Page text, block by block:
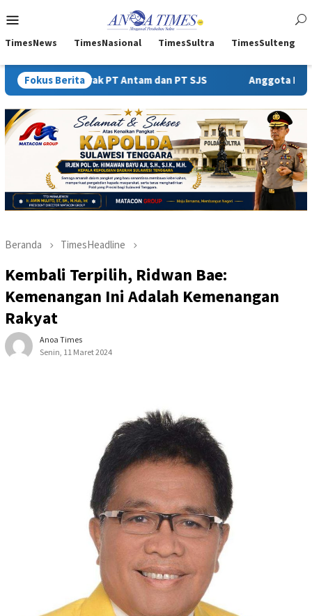
ke
Mobile
TimesNews TimesNasional TimesSultra TimesSulteng
Fokus Berita
PT Antam dan PT SJS Anggota DPRD Sultra Jadi
Beranda TimesHeadline
Kembali Terpilih, Ridwan Bae:
Kemenangan Ini Adalah Kemenangan
Rakyat
Anoa Times
Senin, 11 Maret 2024